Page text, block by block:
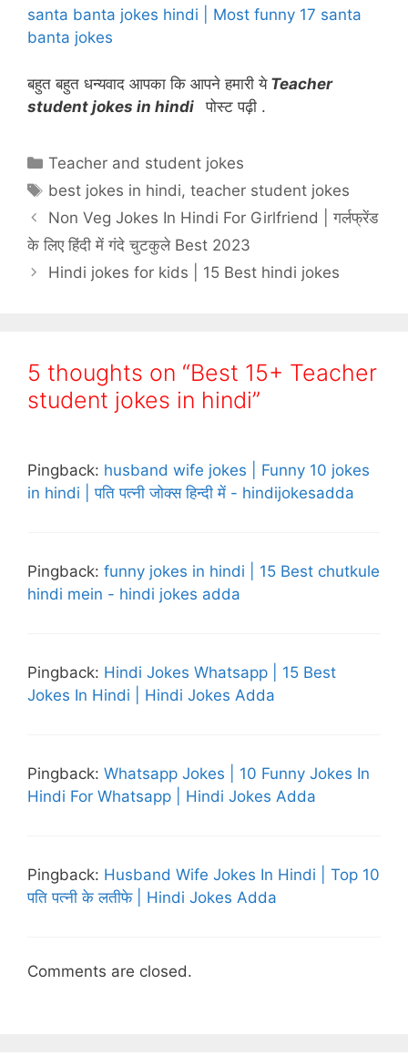
santa banta jokes hindi | Most funny 17 santa
banta jokes
बहुत बहुत धन्यवाद आपका कि आपने हमारी येTeacher
student jokes in hindi
पोस्ट पढ़ी .
Categories
Teacher and student jokes
Tags
best jokes in hindi,teacher student jokes
Non Veg Jokes In Hindi For Girlfriend | गर्लफ्रेंड
के लिए हिंदी में गंदे चुटकुले Best 2023
Hindi jokes for kids | 15 Best hindi jokes
5 thoughts on “Best 15+ Teacher
student jokes in hindi”
Pingback: husband wife jokes | Funny 10 jokes
in hindi | पति पत्नी जोक्स हिन्दी में - hindijokesadda
Pingback: funny jokes in hindi | 15 Best chutkule
hindi mein - hindi jokes adda
Pingback: Hindi Jokes Whatsapp | 15 Best
Jokes In Hindi | Hindi Jokes Adda
Pingback: Whatsapp Jokes | 10 Funny Jokes In
Hindi For Whatsapp | Hindi Jokes Adda
Pingback: Husband Wife Jokes In Hindi | Top 10
पति पत्नी के लतीफे | Hindi Jokes Adda
Comments are closed.